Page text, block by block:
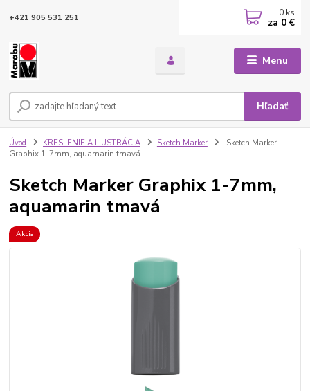
Menu
Hľadať
+421 905 531 251 0 ks
za 0 €
Úvod KRESLENIE A ILUSTRÁCIA Sketch Marker
Sketch Marker
Graphix 1-7mm, aquamarin tmavá
Sketch Marker Graphix 1-7mm,
aquamarin tmavá
Akcia